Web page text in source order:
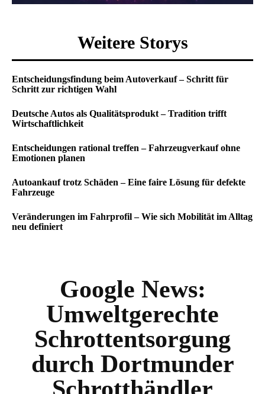
Weitere Storys
Entscheidungsfindung beim Autoverkauf – Schritt für
Schritt zur richtigen Wahl
Deutsche Autos als Qualitätsprodukt – Tradition trifft
Wirtschaftlichkeit
Entscheidungen rational treffen – Fahrzeugverkauf ohne
Emotionen planen
Autoankauf trotz Schäden – Eine faire Lösung für defekte
Fahrzeuge
Veränderungen im Fahrprofil – Wie sich Mobilität im Alltag
neu definiert
Google News:
Umweltgerechte
Schrottentsorgung
durch Dortmunder